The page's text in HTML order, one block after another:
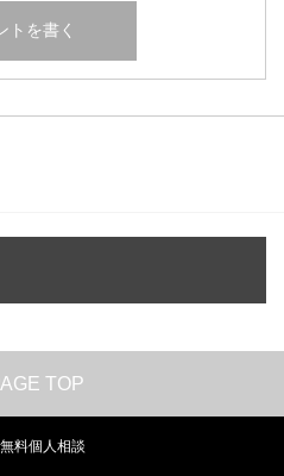
TOP
料個人相談